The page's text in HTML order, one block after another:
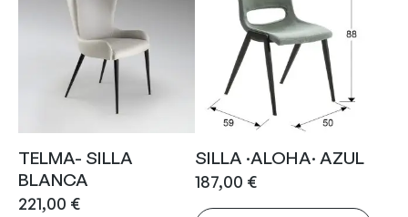
TELMA- SILLA
BLANCA
221,00 €
SILLA ·ALOHA· AZUL
187,00 €